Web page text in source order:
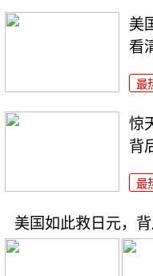
美
看
最
惊
背
最
美国如此救日元，